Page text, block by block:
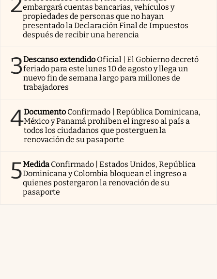
embargará cuentas bancarias, vehículos y
propiedades de personas que no hayan
presentado la Declaración Final de Impuestos
después de recibir una herencia
3Descanso extendido Oficial | El Gobierno decretó
feriado para este lunes 10 de agosto y llega un
nuevo fin de semana largo para millones de
trabajadores
4Documento Confirmado | República Dominicana,
México y Panamá prohíben el ingreso al país a
todos los ciudadanos que posterguen la
renovación de su pasaporte
5Medida Confirmado | Estados Unidos, República
Dominicana y Colombia bloquean el ingreso a
quienes postergaron la renovación de su
pasaporte